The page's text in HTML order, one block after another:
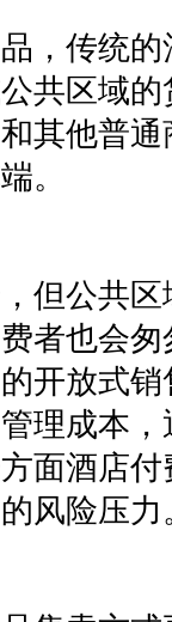
，传统
共区域
其他普
。
但公共
者也会
开放式
理成本
面酒店
风险压力